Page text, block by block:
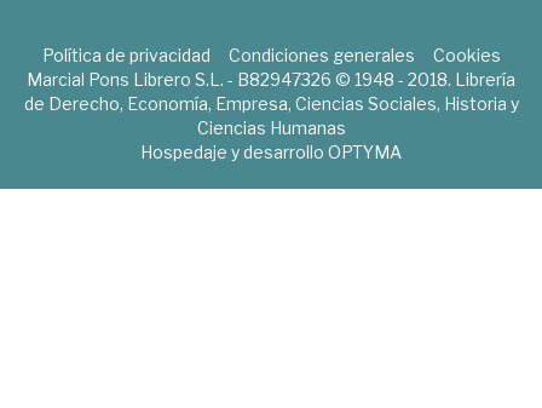
Política de privacidad Condiciones generales
Cookies
Marcial Pons Librero S.L. - B82947326 © 1948 - 2018. Librería
de Derecho, Economía, Empresa, Ciencias Sociales, Historia y
Ciencias Humanas
Hospedaje y desarrollo OPTYMA